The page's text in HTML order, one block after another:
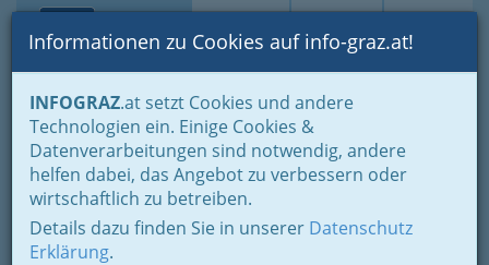
Suche Login Toggle
Informationen zu Cookies auf info-graz.at!
INFOGRAZ.at setzt Cookies und andere
Technologien ein. Einige Cookies &
Datenverarbeitungen sind notwendig, andere
helfen dabei, das Angebot zu verbessern oder
wirtschaftlich zu betreiben.
Details dazu finden Sie in unserer Datenschutz
Erklärung.
Home Branchen
Waldlehrpfad Wildalpe
Tourismusverband Wildalpe
Wildalpen 91, 8924 Wildalpen
+43 3636 341